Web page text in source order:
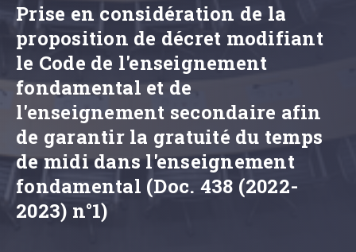
Prise en considération de la
proposition de décret modifiant
le Code de l'enseignement
fondamental et de
l'enseignement secondaire afin
de garantir la gratuité du temps
de midi dans l'enseignement
fondamental (Doc. 438 (2022-
2023) n°1)